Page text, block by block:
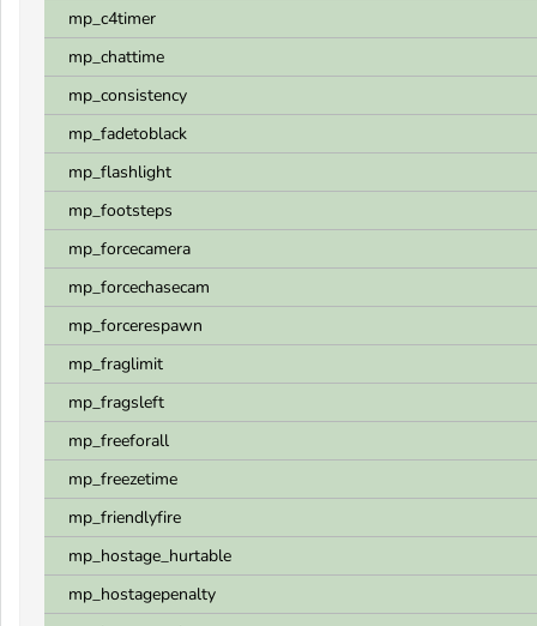
mp_c4timer
mp_chattime
mp_consistency
mp_fadetoblack
mp_flashlight
mp_footsteps
mp_forcecamera
mp_forcechasecam
mp_forcerespawn
mp_fraglimit
mp_fragsleft
mp_freeforall
mp_freezetime
mp_friendlyfire
mp_hostage_hurtable
mp_hostagepenalty